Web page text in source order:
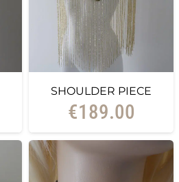
SHOULDER PIECE
€189.00